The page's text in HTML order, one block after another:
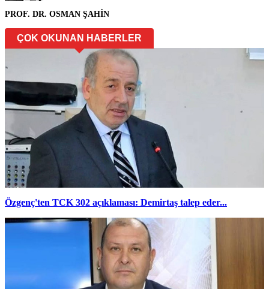
PROF. DR. OSMAN ŞAHİN
ÇOK OKUNAN HABERLER
Özgenç'ten TCK 302 açıklaması: Demirtaş talep eder...